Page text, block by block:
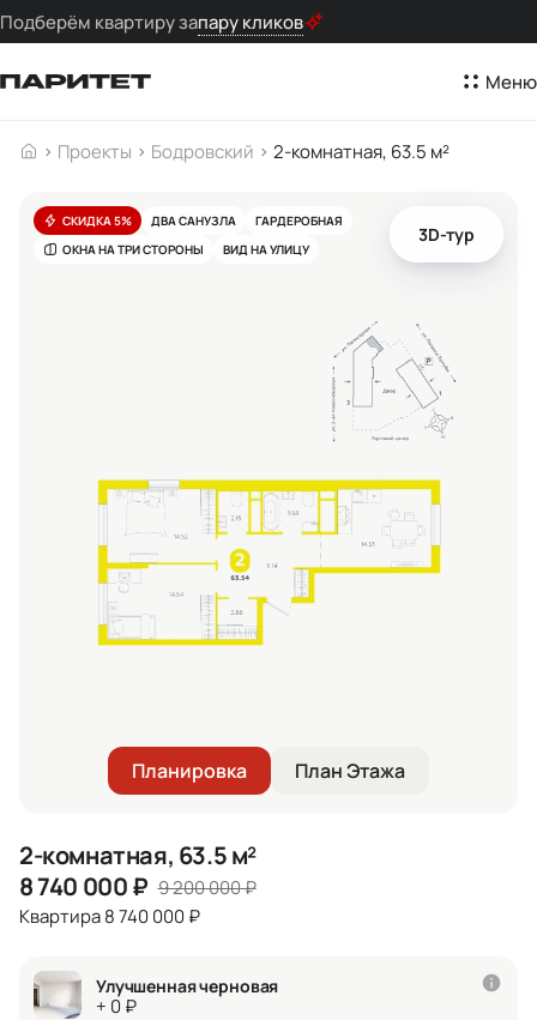
Подберём квартиру запару кликов
Меню
Проекты Бодровский 2-комнатная, 63.5 м²
СКИДКА 5% ДВА САНУЗЛА
ГАРДЕРОБНАЯ
ОКНА НА ТРИ СТОРОНЫ
ВИД НА УЛИЦУ
Планировка План Этажа
3D-тур
2-комнатная, 63.5 м²
8 740 000₽ 9 200 000₽
Квартира 8 740 000 ₽
Улучшенная черновая
+ 0 ₽